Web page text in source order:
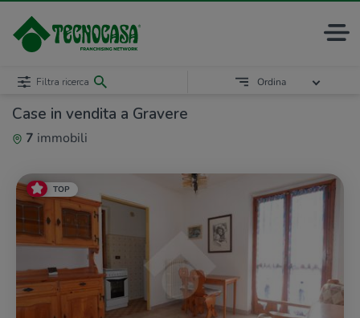
Case in vendita a Gravere
7 immobili
Filtra ricerca Ordina
TOP